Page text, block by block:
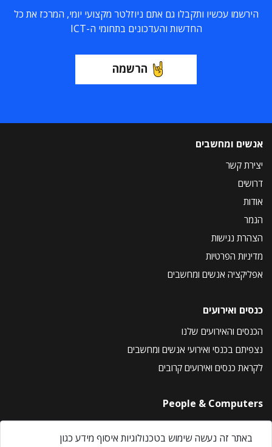
הירשמו עכשיו ותקבלו גם אתם ניוזלטר מקצועי יומי, המרכז את כל
החדשות והעדכונים בתחומי ה-ICT
הרשמה
אנשים ומחשבים
יצירת קשר
דרושים
אודות
הנמר
הצהרת נגישות
מדיניות הפרטיות
אפליקציה אנשים ומחשבים
כנסים ואירועים
הכנסים והאירועים שלנו
נצפיתם בכנסי ואירועי אנשים ומחשבים
לקראת כנסים ואירועים קרובים
People & Computers
About Us
Privacy Policy
באתר זה נעשה שימוש בטכנולוגיות איסוף מידע כגון